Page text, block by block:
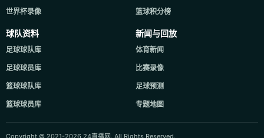
世界杯录像 篮球积分榜
球队资料
足球球队库
足球球员库
篮球球队库
篮球球员库
新闻与回放
体育新闻
比赛录像
足球预测
专题地图
Copyright © 2021-2026 24直播网. All Rights Reserved.